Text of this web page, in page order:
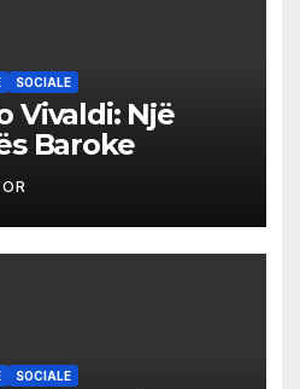
SOCIALE
Vivaldi: Një
Baroke
SOCIALE